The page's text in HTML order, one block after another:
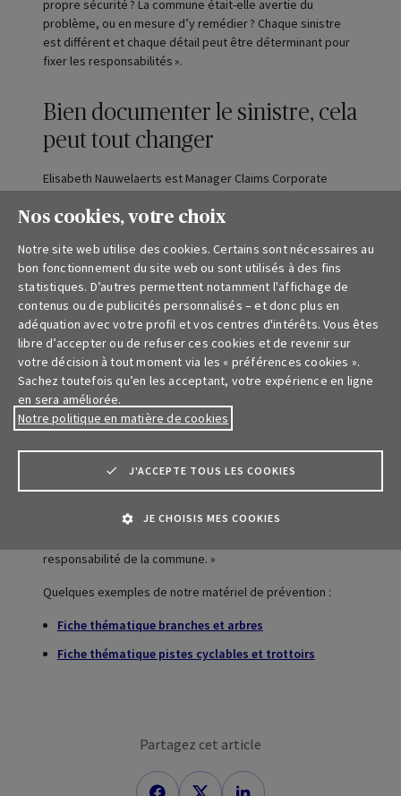
propre sécurité ? La commune était-elle avertie du
problème, ou en mesure d’y remédier ? Chaque sinistre
est différent et chaque détail peut être déterminant pour
fixer les responsabilités ».
Bien documenter le sinistre, cela
peut tout changer
Elisabeth Nauwelaerts est Manager Claims Corporate
client pour bien assurer sa défense. Les informations que
est essentiel qu’elles soient complètes. Les photos, et
surtout leur qualité, le moment où elles sont prises et
l’angle adopté, peuvent avoir un impact considérable sur
l’évaluation de la responsabilité de l’administration et la
possibilité de contester ou non sa responsabilité. »
Aide à la prévention du risque
Responsabilité civile
pour AXA. Dominique Jacques, expert en sécurité chez
solutions concrètes : elles visent à éviter les situations
responsabilité de la commune. »
Quelques exemples de notre matériel de prévention :
Fiche thématique branches et arbres
Fiche thématique pistes cyclables et trottoirs
Partagez cet article
Nos cookies, votre choix
Notre site web utilise des cookies. Certains sont nécessaires au
bon fonctionnement du site web ou sont utilisés à des fins
statistiques. D’autres permettent notamment l'affichage de
contenus ou de publicités personnalisés – et donc plus en
adéquation avec votre profil et vos centres d'intérêts. Vous êtes
libre d’accepter ou de refuser ces cookies et de revenir sur
votre décision à tout moment via les « préférences cookies ».
Sachez toutefois qu’en les acceptant, votre expérience en ligne
en sera améliorée.
Notre politique en matière de cookies
J'ACCEPTE TOUS LES COOKIES
JE CHOISIS MES COOKIES